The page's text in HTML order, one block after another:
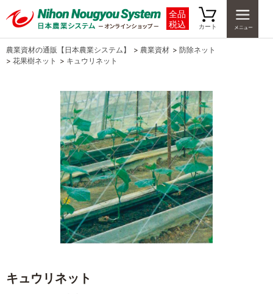
全品
税込
カート
農業資材の通販【日本農業システム】 > 農業資材 > 防除ネット
> 花果樹ネット > キュウリネット
キュウリネット